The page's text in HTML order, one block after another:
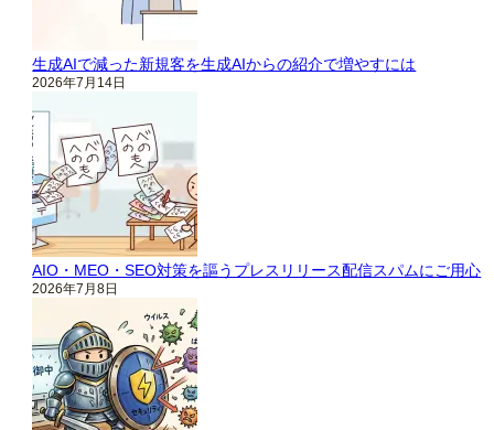
生成AIで減った新規客を生成AIからの紹介で増やすには
2026年7月14日
AIO・MEO・SEO対策を謳うプレスリリース配信スパムにご用心
2026年7月8日